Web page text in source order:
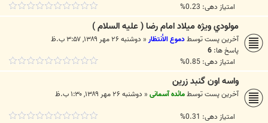
امتیاز دهی: 0.23%
مولودي ويژه ميلاد امام رضا ( عليه السلام )
آخرین پست توسطدموع الأنتظار« دوشنبه ۲۶ مهر ۱۳۸۹, ۳:۵۷ ب.ظ
پاسخ ها: 6
امتیاز دهی: 0.85%
واسه اون گنبد زرین
آخرین پست توسطمائده آسمانی« دوشنبه ۲۶ مهر ۱۳۸۹, ۱:۳۰ ب.ظ
امتیاز دهی: 0.31%